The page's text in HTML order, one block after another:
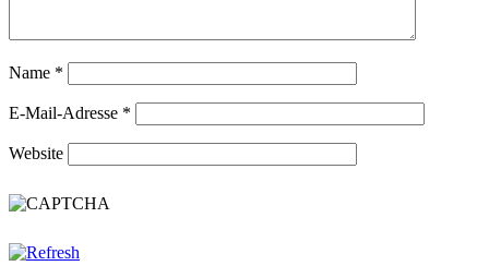
Name *
E-Mail-Adresse *
Website